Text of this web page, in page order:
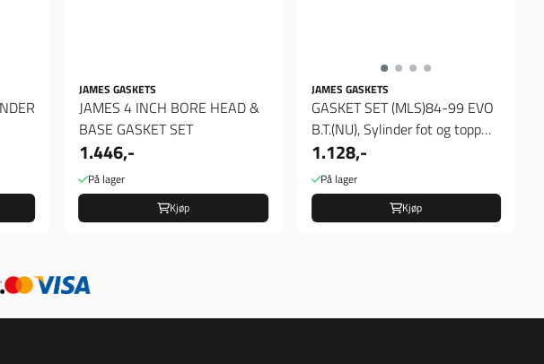
JAMES GASKETS
JAMES 4 INCH BORE HEAD &
BASE GASKET SET
1.446,-
På lager
Kjøp
JAMES GASKETS
GASKET SET (MLS)84-99 EVO
B.T.(NU), Sylinder fot og topp
pakninger
1.128,-
På lager
Kjøp